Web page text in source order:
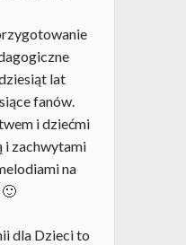
lat
fanów.
i dziećmi
i zachwytami
na
dla Dzieci to